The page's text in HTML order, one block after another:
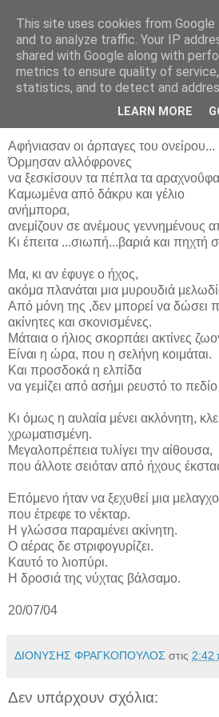
ΠΟΙΗΤΙΚΟΣ
Παρασκευή 7 Μαρτίου 2008
Οι άρπαγες του ονείρου
Αφήνιασαν οι άρπαγες του ονείρου...
Όρμησαν αλλόφρονες
να ξεσκίσουν τα πέπλα τα
Καμωμένα από δάκρυ και γέλιο
ανήμπορα,
ανεμίζουν σε ανέμους γεννημένους
Κι έπειτα ...σιωπή...βαριά και πηχτή
Μα, κι αν έφυγε ο ήχος,
ακόμα πλανάται μια μυρουδιά
Από μόνη της ,δεν μπορεί να δώσει
ακίνητες και σκονισμένες.
Μάταια ο ήλιος σκορπάει ακτίνες
Είναι η ώρα, που η σελήνη κοιμάται.
Και προσδοκά η ελπίδα
να γεμίζει από ασήμι ρευστό το
Κι όμως η αυλαία μένει ακλόνητη,
χρωματισμένη.
Μεγαλοπρέπεια τυλίγει την αίθουσα,
που άλλοτε σειόταν από ήχους
Επόμενο ήταν να ξεχυθεί μια
που έτρεφε το νέκταρ.
Η γλώσσα παραμένει ακίνητη.
Ο αέρας δε στριφογυρίζει.
Καυτό το λιοπύρι.
Η δροσιά της νύχτας βάλσαμο.
20/07/04
ΔΙΟΝΥΣΗΣ ΦΡΑΓΚΟΠΟΥΛΟΣ στις 2:42
Δεν υπάρχουν σχόλια:
This site uses cookies from
and to analyze traffic. Your IP
shared with Google along with
metrics to ensure quality of
statistics, and to detect and
LEARN MORE